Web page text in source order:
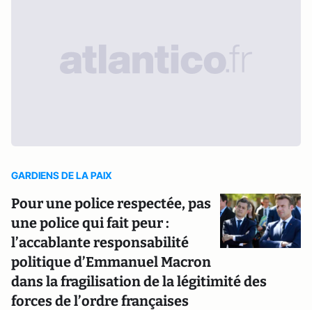
GARDIENS DE LA PAIX
Pour une police respectée, pas
une police qui fait peur :
l’accablante responsabilité
politique d’Emmanuel Macron
dans la fragilisation de la légitimité des
forces de l’ordre françaises